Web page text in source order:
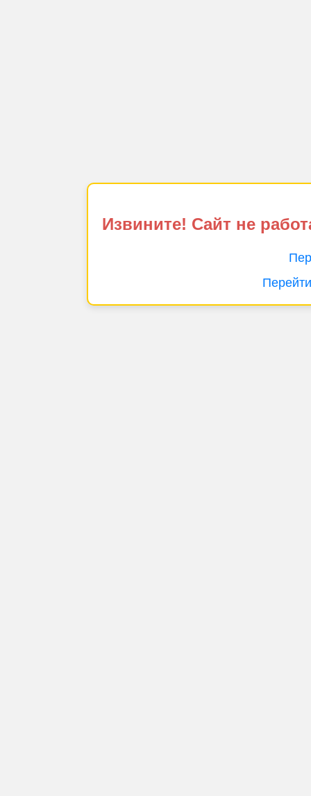
Извините! Сайт не